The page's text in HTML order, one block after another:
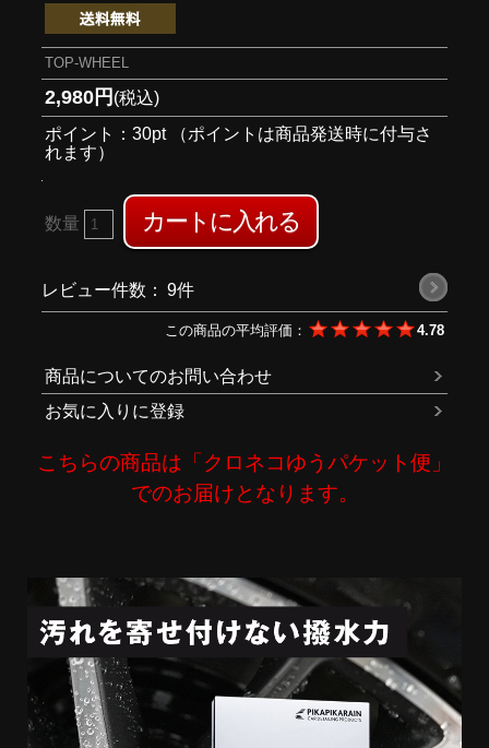
TOP-WHEEL
2,980円 (税込)
ポイント：30pt （ポイントは商品発送時に付与さ
れます）
数量
レビュー件数： 9件
この商品の平均評価： 4.78
商品についてのお問い合わせ
お気に入りに登録
こちらの商品は「クロネコゆうパケット便」
でのお届けとなります。